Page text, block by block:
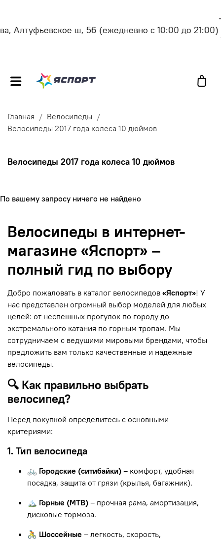
Алтуфьевское ш, 56(ежедневно с 10:00 до 21:00)
Главная
Велосипеды
Велосипеды 2017 года колеса 10 дюймов
Велосипеды 2017 года колеса 10 дюймов
По вашему запросу ничего не найдено
Велосипеды в интернет-
магазине «Яспорт» –
полный гид по выбору
Добро пожаловать в каталог велосипедов «Яспорт»! У
нас представлен огромный выбор моделей для любых
целей: от неспешных прогулок по городу до
экстремального катания по горным тропам. Мы
сотрудничаем с ведущими мировыми брендами, чтобы
предложить вам только качественные и надежные
велосипеды.
🔍 Как правильно выбрать
велосипед?
Перед покупкой определитесь с основными
критериями:
1. Тип велосипеда
🚲 Городские (ситибайки) – комфорт, удобная
посадка, защита от грязи (крылья, багажник).
🏔 Горные (MTB) – прочная рама, амортизация,
дисковые тормоза.
🚴 Шоссейные – легкость, скорость,